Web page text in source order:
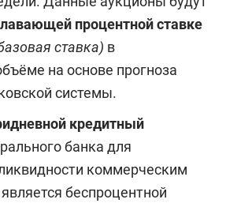
процентной ставке
ставка) в
на основе прогноза
системы.
кредитный
банка для
коммерческим
беспроцентной